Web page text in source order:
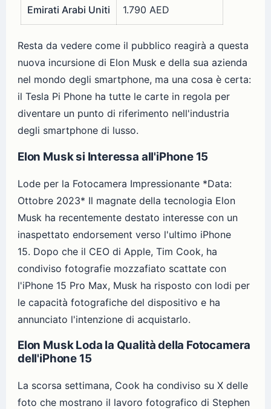
Emirati Arabi Uniti 1.790 AED
Resta da vedere come il pubblico reagirà a questa
nuova incursione di Elon Musk e della sua azienda
nel mondo degli smartphone, ma una cosa è certa:
il Tesla Pi Phone ha tutte le carte in regola per
diventare un punto di riferimento nell'industria
degli smartphone di lusso.
Elon Musk si Interessa all'iPhone 15
Lode per la Fotocamera Impressionante *Data:
Ottobre 2023* Il magnate della tecnologia Elon
Musk ha recentemente destato interesse con un
inaspettato endorsement verso l'ultimo iPhone
15. Dopo che il CEO di Apple, Tim Cook, ha
condiviso fotografie mozzafiato scattate con
l'iPhone 15 Pro Max, Musk ha risposto con lodi per
le capacità fotografiche del dispositivo e ha
annunciato l'intenzione di acquistarlo.
Elon Musk Loda la Qualità della Fotocamera
dell'iPhone 15
La scorsa settimana, Cook ha condiviso su X delle
foto che mostrano il lavoro fotografico di Stephen